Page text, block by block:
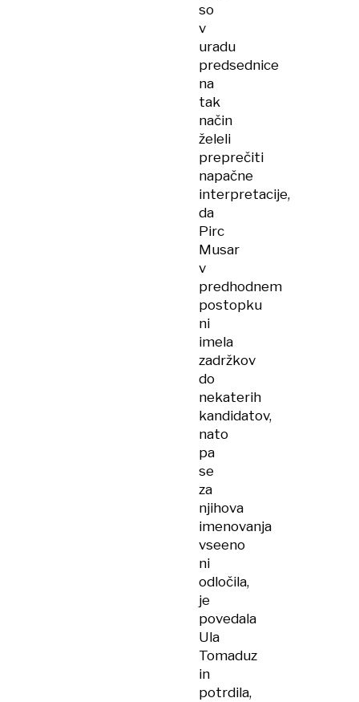
so
v
uradu
predsednice
na
tak
način
želeli
preprečiti
napačne
interpretacije,
da
Pirc
Musar
v
predhodnem
postopku
ni
imela
zadržkov
do
nekaterih
kandidatov,
nato
pa
se
za
njihova
imenovanja
vseeno
ni
odločila,
je
povedala
Ula
Tomaduz
in
potrdila,